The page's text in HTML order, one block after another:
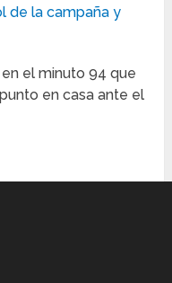
el minuto 94 que
en casa ante el